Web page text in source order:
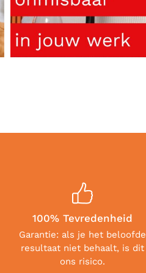
100% Tevredenheid
Garantie: als je het beloofde
resultaat niet behaalt, is dit
ons risico.